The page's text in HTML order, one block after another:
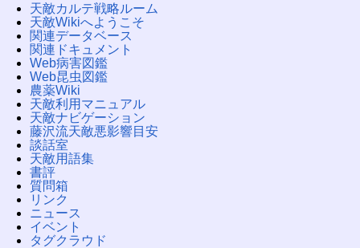
天敵カルテ戦略ルーム
天敵Wikiへようこそ
関連データベース
関連ドキュメント
Web病害図鑑
Web昆虫図鑑
農薬Wiki
天敵利用マニュアル
天敵ナビゲーション
藤沢流天敵悪影響目安
談話室
天敵用語集
書評
質問箱
リンク
ニュース
イベント
タグクラウド